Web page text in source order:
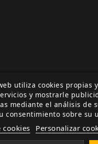
de la
utiliza cookies propias
y mostrarle
mediante el análisis de
consentimiento sobre su
cookies Personalizar